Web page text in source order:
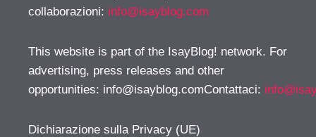
collaborazioni: info@isayblog.com
This website is part of the IsayBlog! network. For
advertising, press releases and other
opportunities: info@isayblog.comContattaci:
Dichiarazione sulla Privacy (UE)